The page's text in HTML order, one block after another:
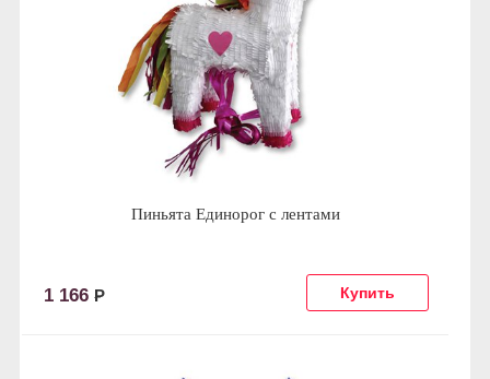
Пиньята Единорог с лентами
1 166 Р